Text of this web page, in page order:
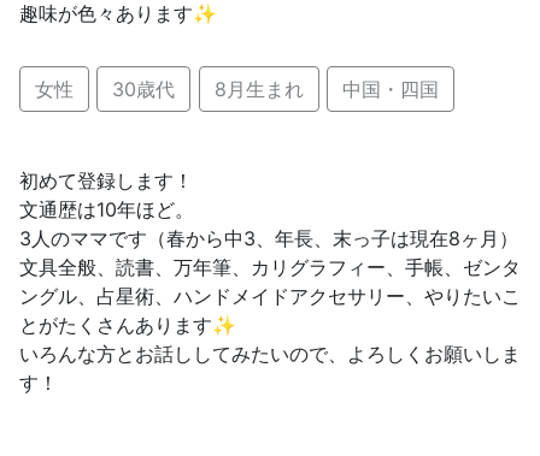
趣味が色々あります✨
女性 30歳代 8月生まれ 中国・四国
初めて登録します！
文通歴は10年ほど。
3人のママです（春から中3、年長、末っ子は現在8ヶ月）
文具全般、読書、万年筆、カリグラフィー、手帳、ゼンタ
ングル、占星術、ハンドメイドアクセサリー、やりたいこ
とがたくさんあります✨
いろんな方とお話ししてみたいので、よろしくお願いしま
す！